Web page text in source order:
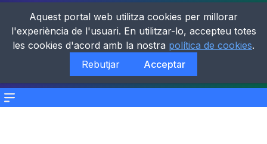
Menu
Aquest portal web utilitza cookies per millorar
l'experiència de l'usuari. En utilitzar-lo, accepteu totes
les cookies d'acord amb la nostra política de cookies.
Rebutjar
Acceptar